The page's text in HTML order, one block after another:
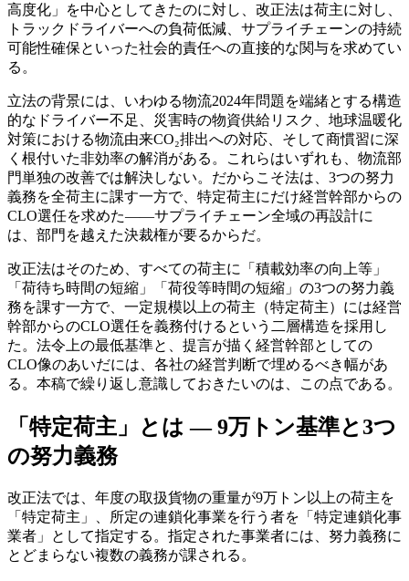
高度化」を中心としてきたのに対し、改正法は荷主に対し、
トラックドライバーへの負荷低減、サプライチェーンの持続
可能性確保といった社会的責任への直接的な関与を求めてい
る。
立法の背景には、いわゆる物流2024年問題を端緒とする構造
的なドライバー不足、災害時の物資供給リスク、地球温暖化
対策における物流由来CO₂排出への対応、そして商慣習に深
く根付いた非効率の解消がある。これらはいずれも、物流部
門単独の改善では解決しない。だからこそ法は、3つの努力
義務を全荷主に課す一方で、特定荷主にだけ経営幹部からの
CLO選任を求めた——サプライチェーン全域の再設計に
は、部門を越えた決裁権が要るからだ。
改正法はそのため、すべての荷主に「積載効率の向上等」
「荷待ち時間の短縮」「荷役等時間の短縮」の3つの努力義
務を課す一方で、一定規模以上の荷主（特定荷主）には経営
幹部からのCLO選任を義務付けるという二層構造を採用し
た。法令上の最低基準と、提言が描く経営幹部としての
CLO像のあいだには、各社の経営判断で埋めるべき幅があ
る。本稿で繰り返し意識しておきたいのは、この点である。
「特定荷主」とは — 9万トン基準と3つ
の努力義務
改正法では、年度の取扱貨物の重量が9万トン以上の荷主を
「特定荷主」、所定の連鎖化事業を行う者を「特定連鎖化事
業者」として指定する。指定された事業者には、努力義務に
とどまらない複数の義務が課される。